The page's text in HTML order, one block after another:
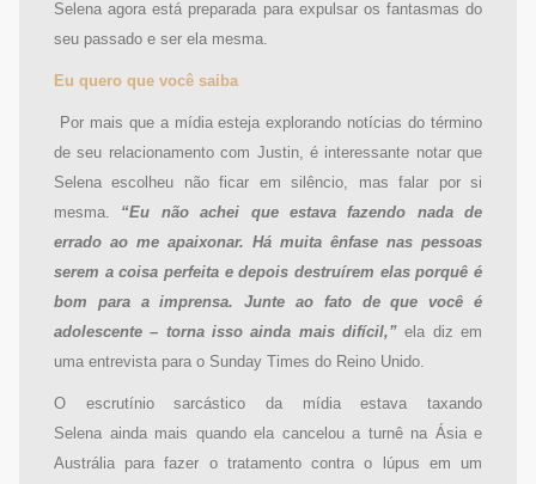
Selena agora está preparada para expulsar os fantasmas do
seu passado e ser ela mesma.
Eu quero que você saiba
Por mais que a mídia esteja explorando notícias do término
de seu relacionamento com Justin, é interessante notar que
Selena escolheu não ficar em silêncio, mas falar por si
mesma. “Eu não achei que estava fazendo nada de
errado ao me apaixonar. Há muita ênfase nas pessoas
serem a coisa perfeita e depois destruírem elas porquê é
bom para a imprensa. Junte ao fato de que você é
adolescente – torna isso ainda mais difícil,” ela diz em
uma entrevista para o Sunday Times do Reino Unido.
O escrutínio sarcástico da mídia estava taxando
Selena ainda mais quando ela cancelou a turnê na Ásia e
Austrália para fazer o tratamento contra o lúpus em um